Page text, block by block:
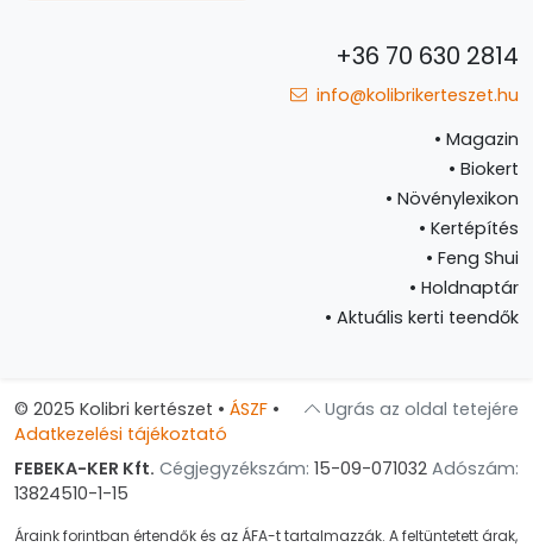
+36 70 630 2814
info@kolibrikerteszet.hu
• Magazin
• Biokert
• Növénylexikon
• Kertépítés
• Feng Shui
• Holdnaptár
• Aktuális kerti teendők
Ugrás az oldal tetejére
© 2025 Kolibri kertészet • ÁSZF •
Adatkezelési tájékoztató
FEBEKA-KER Kft. Cégjegyzékszám: 15-09-071032 Adószám:
13824510-1-15
Áraink forintban értendők és az ÁFA-t tartalmazzák. A feltüntetett árak,